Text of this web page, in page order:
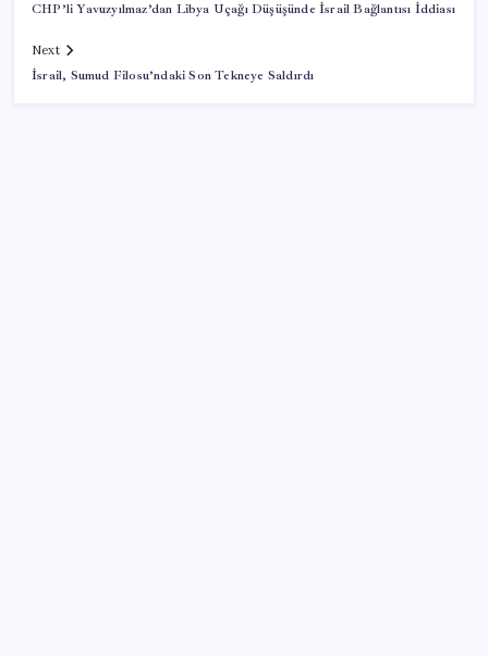
CHP’li Yavuzyılmaz’dan Libya Uçağı Düşüşünde İsrail Bağlantısı İddiası
Next
İsrail, Sumud Filosu’ndaki Son Tekneye Saldırdı